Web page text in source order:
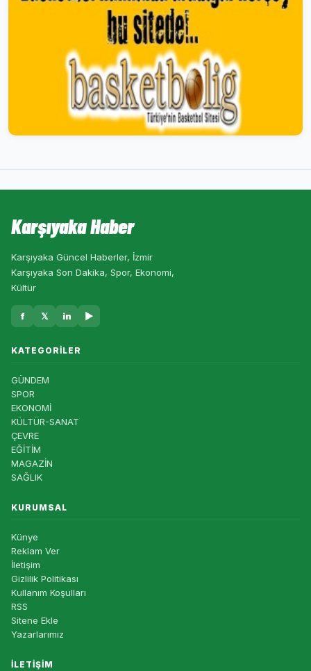
Karşıyaka Haber
Karşıyaka Güncel Haberler, İzmir
Karşıyaka Son Dakika, Spor, Ekonomi,
Kültür
f 𝕏 in ▶
KATEGORILER
GÜNDEM
SPOR
EKONOMİ
KÜLTÜR-SANAT
ÇEVRE
EĞİTİM
MAGAZİN
SAĞLIK
KURUMSAL
Künye
Reklam Ver
İletişim
Gizlilik Politikası
Kullanım Koşulları
RSS
Sitene Ekle
Yazarlarımız
İLETIŞIM